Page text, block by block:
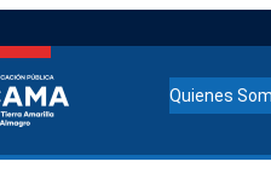
Quienes